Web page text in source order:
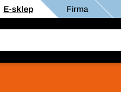
E-sklep Firma